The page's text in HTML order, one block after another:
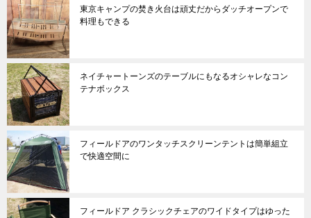
東京キャンプの焚き火台は頑丈だからダッチオープンで
料理もできる
ネイチャートーンズのテーブルにもなるオシャレなコン
テナボックス
フィールドアのワンタッチスクリーンテントは簡単組立
で快適空間に
フィールドア クラシックチェアのワイドタイプはゆった